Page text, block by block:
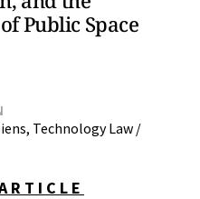
Public Space
, Technology Law /